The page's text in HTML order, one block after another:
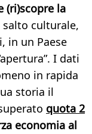
(ri)scopre la
salto culturale,
in un Paese
I dati
in rapida
storia il
quota 2
economia al